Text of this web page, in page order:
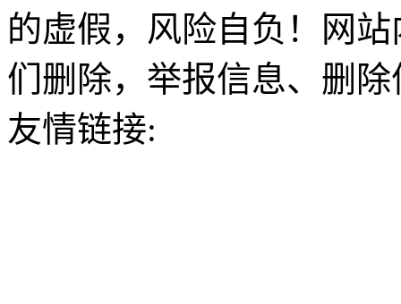
的虚假，风险自负！网
们删除，举报信息、删
友情链接: